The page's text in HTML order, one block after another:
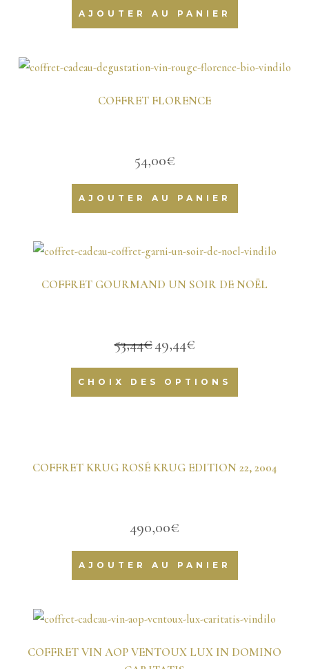
AJOUTER AU PANIER
COFFRET FLORENCE
54,00€
AJOUTER AU PANIER
COFFRET GOURMAND UN SOIR DE NOËL
53,44€ Le
était :
49,44€Le
est :
CHOIX DES OPTIONS
COFFRET KRUG ROSÉ KRUG EDITION 22, 2004
490,00€
AJOUTER AU PANIER
COFFRET VIN AOP VENTOUX LUX IN DOMINO